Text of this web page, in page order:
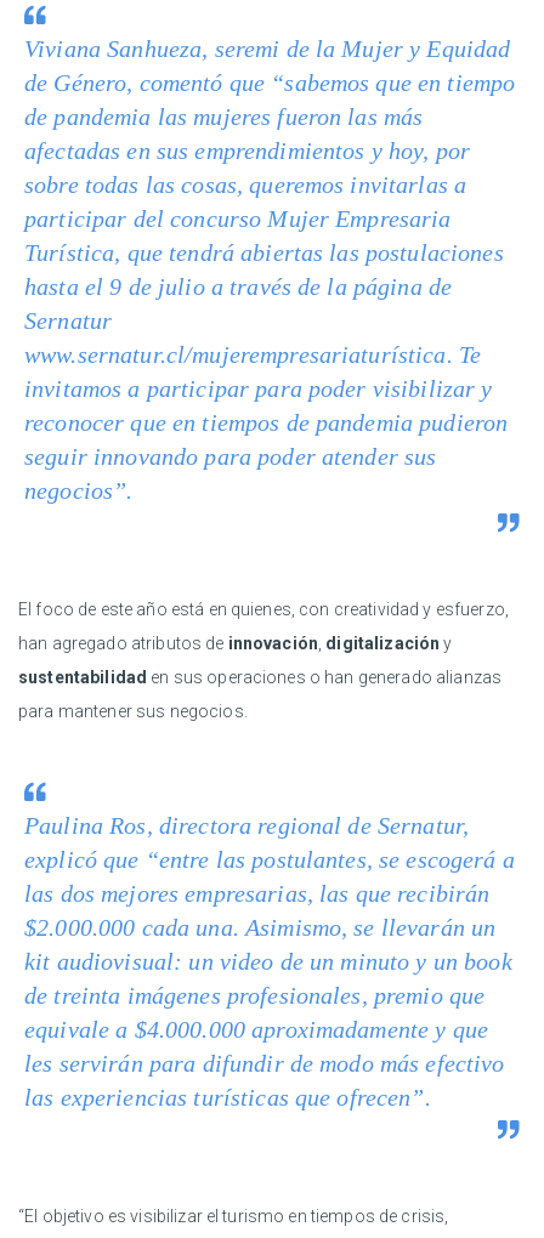
Viviana Sanhueza, seremi de la Mujer y Equidad
de Género, comentó que “sabemos que en tiempo
de pandemia las mujeres fueron las más
afectadas en sus emprendimientos y hoy, por
sobre todas las cosas, queremos invitarlas a
participar del concurso Mujer Empresaria
Turística, que tendrá abiertas las postulaciones
hasta el 9 de julio a través de la página de
Sernatur
www.sernatur.cl/mujerempresariaturística. Te
invitamos a participar para poder visibilizar y
reconocer que en tiempos de pandemia pudieron
seguir innovando para poder atender sus
negocios”.
El foco de este año está en quienes, con creatividad y esfuerzo,
han agregado atributos de innovación digitalización y
sustentabilidad en sus operaciones o han generado alianzas
para mantener sus negocios.
Paulina Ros, directora regional de Sernatur,
explicó que “entre las postulantes, se escogerá a
las dos mejores empresarias, las que recibirán
$2.000.000 cada una. Asimismo, se llevarán un
kit audiovisual: un video de un minuto y unbook
de treinta imágenes profesionales, premio que
equivale a $4.000.000 aproximadamente y que
les servirán para difundir de modo más efectivo
las experiencias turísticas que ofrecen”.
“El objetivo es visibilizar el turismo en tiempos de crisis,